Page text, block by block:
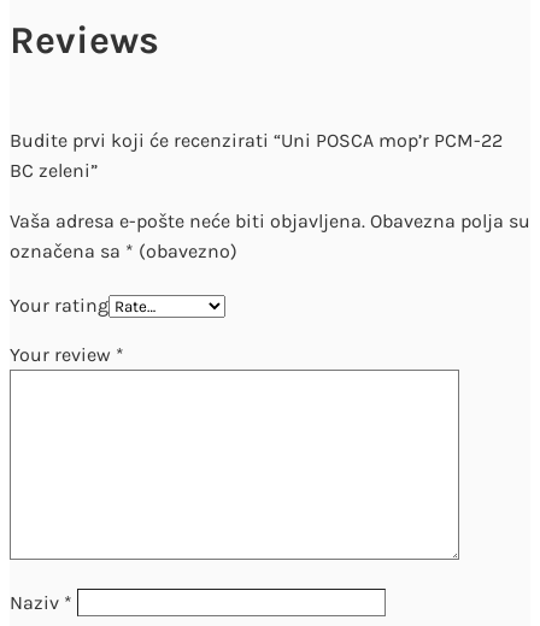
Reviews
Budite prvi koji će recenzirati “Uni POSCA mop’r PCM-22
BC zeleni”
Vaša adresa e-pošte neće biti objavljena. Obavezna polja su
označena sa * (obavezno)
Your rating
Your review *
Naziv *